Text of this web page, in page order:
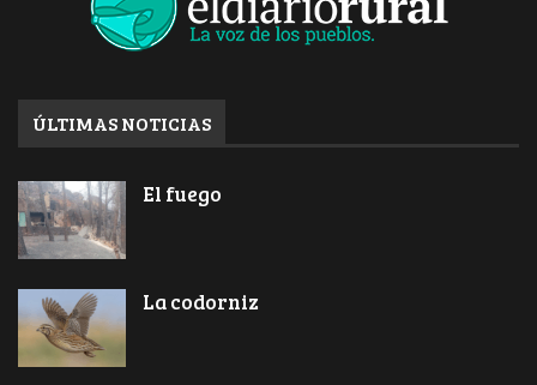
ÚLTIMAS NOTICIAS
El fuego
La codorniz